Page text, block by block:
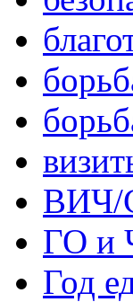
ГО и
Год